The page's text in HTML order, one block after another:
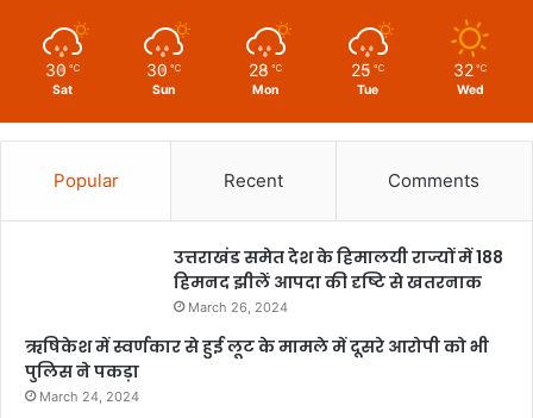
30 ℃
Sat
30 ℃
Sun
28 ℃
Mon
25 ℃
Tue
32 ℃
Wed
Popular Recent Comments
उत्तराखंड समेत देश के हिमालयी राज्यों में 188
हिमनद झीलें आपदा की दृष्टि से खतरनाक
March 26, 2024
ऋषिकेश में स्वर्णकार से हुई लूट के मामले में दूसरे आरोपी को भी
पुलिस ने पकड़ा
March 24, 2024